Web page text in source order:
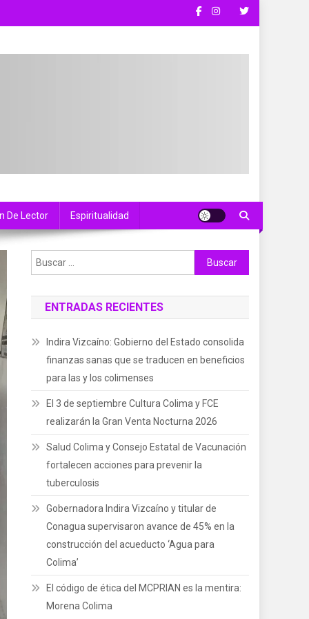
De Lector Espiritualidad
Buscar:
ENTRADAS RECIENTES
Indira Vizcaíno: Gobierno del Estado consolida
finanzas sanas que se traducen en beneficios
para las y los colimenses
El 3 de septiembre Cultura Colima y FCE
realizarán la Gran Venta Nocturna 2026
Salud Colima y Consejo Estatal de Vacunación
fortalecen acciones para prevenir la
tuberculosis
Gobernadora Indira Vizcaíno y titular de
Conagua supervisaron avance de 45% en la
construcción del acueducto ‘Agua para
Colima’
El código de ética del MCPRIAN es la mentira:
Morena Colima